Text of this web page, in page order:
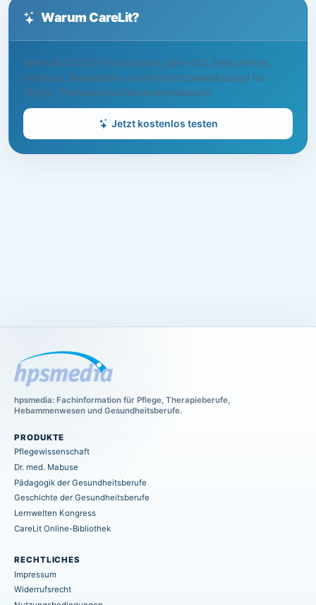
Warum CareLit?
Mehr als 500.000 Fachartikel, über 450 Zeitschriften,
Volltexte, Readerlisten und Recherchewerkzeuge für
Pflege, Therapie und Gesundheitsberufe.
Jetzt kostenlos testen
hpsmedia: Fachinformation für Pflege, Therapieberufe,
Hebammenwesen und Gesundheitsberufe.
PRODUKTE
Pflegewissenschaft
Dr. med. Mabuse
Pädagogik der Gesundheitsberufe
Geschichte der Gesundheitsberufe
Lernwelten Kongress
CareLit Online-Bibliothek
RECHTLICHES
Impressum
Widerrufsrecht